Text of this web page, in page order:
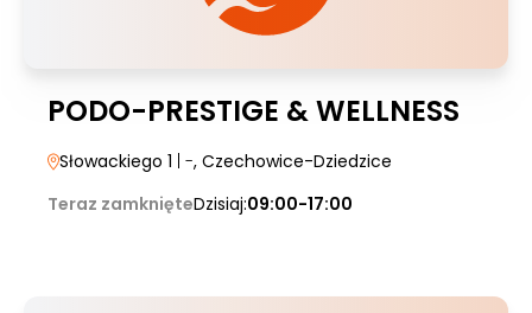
PODO-PRESTIGE & WELLNESS
Słowackiego 1 | -, Czechowice-Dziedzice
Teraz zamknięteDzisiaj:09:00-17:00